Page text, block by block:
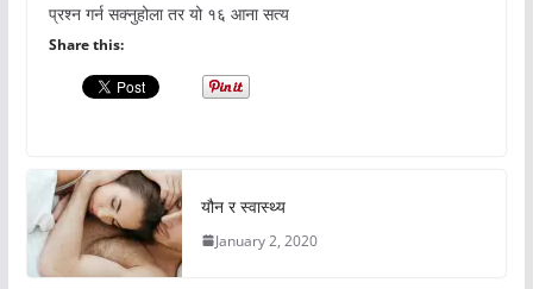
प्रश्न गर्न सक्नुहोला तर यो १६ आना सत्य
Share this:
यौन र स्वास्थ्य
January 2, 2020